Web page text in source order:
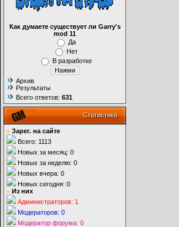
Как думаете существует ли Garry's
mod 11
Да
Нет
В разработке
Архив
Результаты
Всего ответов: 631
Статистика
» Зарег. на сайте
Всего: 1113
Новых за месяц: 0
Новых за неделю: 0
Новых вчера: 0
Новых сегодня: 0
» Из них
Администраторов: 1
Модераторов: 0
Модератор форума: 0